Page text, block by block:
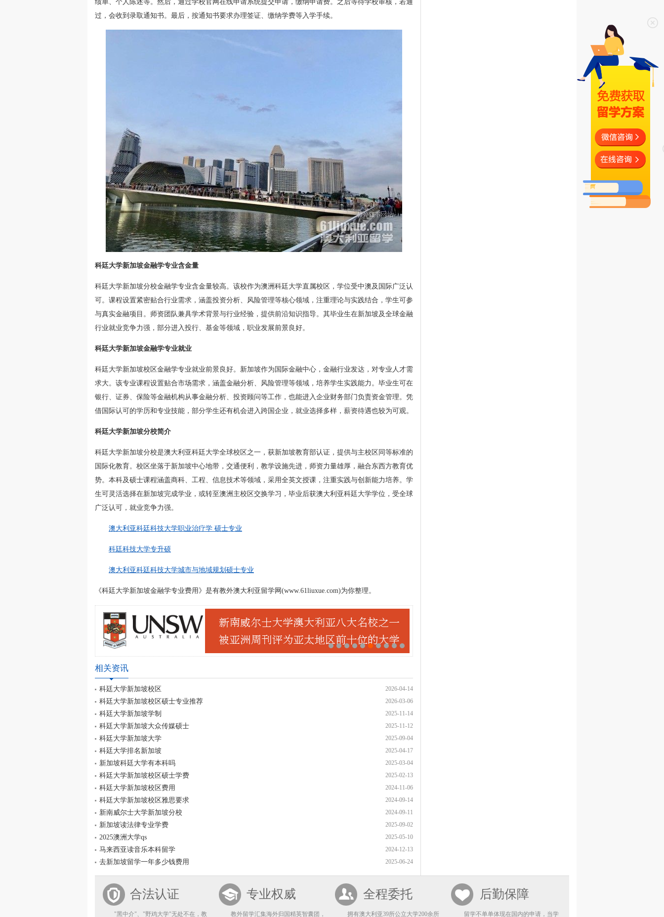
绩单、个人陈述等。然后，通过学校官网在线申请系统提交申请，缴纳申请费。之后等待学校审核，若通
过，会收到录取通知书。最后，按通知书要求办理签证、缴纳学费等入学手续。
科廷大学新加坡金融学专业含金量
科廷大学新加坡分校金融学专业含金量较高。该校作为澳洲科廷大学直属校区，学位受中澳及国际广泛认
可。课程设置紧密贴合行业需求，涵盖投资分析、风险管理等核心领域，注重理论与实践结合，学生可参
与真实金融项目。师资团队兼具学术背景与行业经验，提供前沿知识指导。其毕业生在新加坡及全球金融
行业就业竞争力强，部分进入投行、基金等领域，职业发展前景良好。
科廷大学新加坡金融学专业就业
科廷大学新加坡校区金融学专业就业前景良好。新加坡作为国际金融中心，金融行业发达，对专业人才需
求大。该专业课程设置贴合市场需求，涵盖金融分析、风险管理等领域，培养学生实践能力。毕业生可在
银行、证券、保险等金融机构从事金融分析、投资顾问等工作，也能进入企业财务部门负责资金管理。凭
借国际认可的学历和专业技能，部分学生还有机会进入跨国企业，就业选择多样，薪资待遇也较为可观。
科廷大学新加坡分校简介
科廷大学新加坡分校是澳大利亚科廷大学全球校区之一，获新加坡教育部认证，提供与主校区同等标准的
国际化教育。校区坐落于新加坡中心地带，交通便利，教学设施先进，师资力量雄厚，融合东西方教育优
势。本科及硕士课程涵盖商科、工程、信息技术等领域，采用全英文授课，注重实践与创新能力培养。学
生可灵活选择在新加坡完成学业，或转至澳洲主校区交换学习，毕业后获澳大利亚科廷大学学位，受全球
广泛认可，就业竞争力强。
澳大利亚科廷科技大学职业治疗学 硕士专业
科廷科技大学专升硕
澳大利亚科廷科技大学城市与地域规划硕士专业
《科廷大学新加坡金融学专业费用》是有教外澳大利亚留学网(www.61liuxue.com)为你整理。
相关资讯
2026-04-14
科廷大学新加坡校区
2026-03-06
科廷大学新加坡校区硕士专业推荐
2025-11-14
科廷大学新加坡学制
2025-11-12
科廷大学新加坡大众传媒硕士
2025-09-04
科廷大学新加坡大学
2025-04-17
科廷大学排名新加坡
2025-03-04
新加坡科廷大学有本科吗
2025-02-13
科廷大学新加坡校区硕士学费
2024-11-06
科廷大学新加坡校区费用
2024-09-14
科廷大学新加坡校区雅思要求
2024-09-11
新南威尔士大学新加坡分校
2025-09-02
新加坡读法律专业学费
2025-05-10
2025澳洲大学qs
2024-12-13
马来西亚读音乐本科留学
2025-06-24
去新加坡留学一年多少钱费用
合法认证
"黑中介"、"野鸡大学"无处不在，教
专业权威
教外留学汇集海外归国精英智囊团，
全程委托
拥有澳大利亚39所公立大学200余所
后勤保障
留学不单单体现在国内的申请，当学